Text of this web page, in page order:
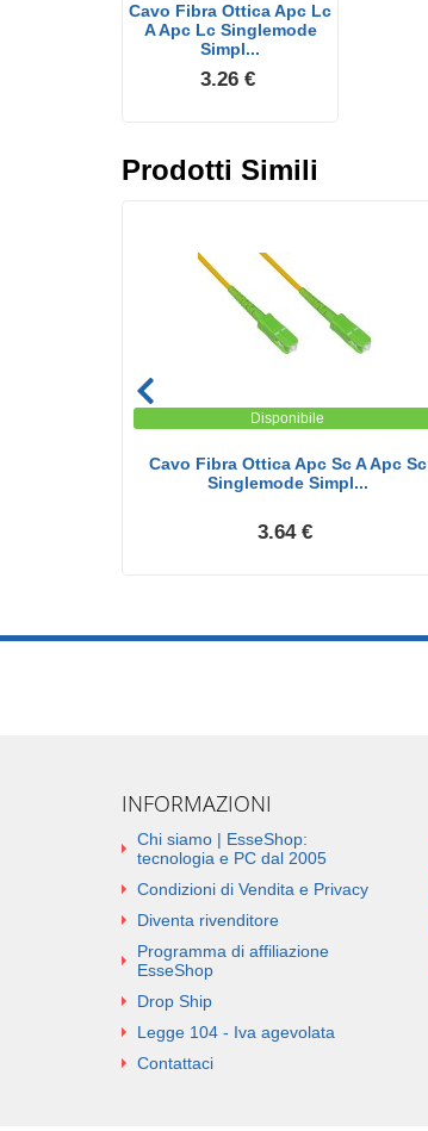
Cavo Fibra Ottica Apc Lc
A Apc Lc Singlemode
Simpl...
3.26 €
Prodotti Simili
Disponibile
Cavo Fibra Ottica Apc Sc A Apc Sc
Singlemode Simpl...
3.64 €
INFORMAZIONI
Chi siamo | EsseShop:
tecnologia e PC dal 2005
Condizioni di Vendita e Privacy
Diventa rivenditore
Programma di affiliazione
EsseShop
Drop Ship
Legge 104 - Iva agevolata
Contattaci